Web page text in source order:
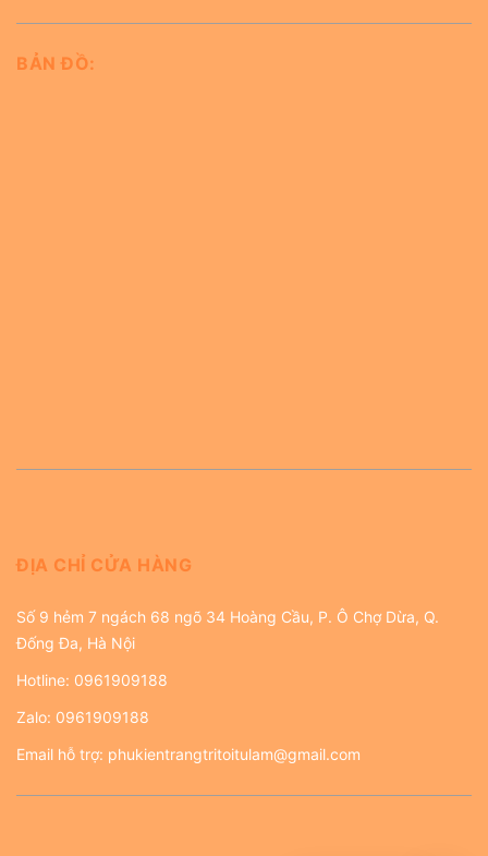
BẢN ĐỒ:
ĐỊA CHỈ CỬA HÀNG
Số 9 hẻm 7 ngách 68 ngõ 34 Hoàng Cầu, P. Ô Chợ Dừa, Q.
Đống Đa, Hà Nội
Hotline: 0961909188
Zalo: 0961909188
Email hỗ trợ: phukientrangtritoitulam@gmail.com